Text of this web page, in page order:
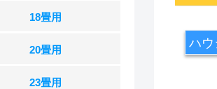
ハウ
18畳用
20畳用
23畳用